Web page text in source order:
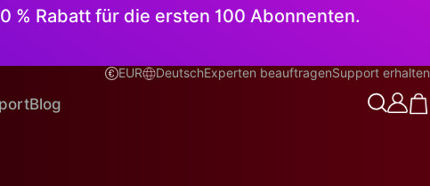
% Rabatt für die ersten 100 Abonnenten.
EUR Deutsch
Deutsch Experten beauftragenSupport erhalten
Blog